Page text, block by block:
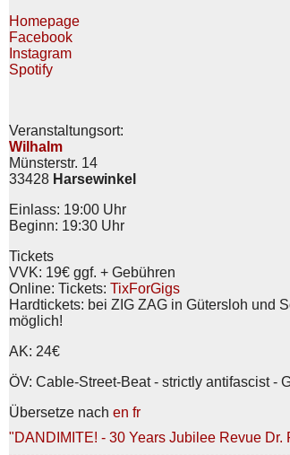
Homepage
Facebook
Instagram
Spotify
Veranstaltungsort:
Wilhalm
Münsterstr. 14
33428 Harsewinkel
Einlass: 19:00 Uhr
Beginn: 19:30 Uhr
Tickets
VVK: 19€ ggf. + Gebühren
Online: Tickets: TixForGigs
Hardtickets: bei ZIG ZAG in Gütersloh und
möglich!
AK: 24€
ÖV: Cable-Street-Beat - strictly antifascist -
Übersetze nach en fr
"DANDIMITE! - 30 Years Jubilee Revue